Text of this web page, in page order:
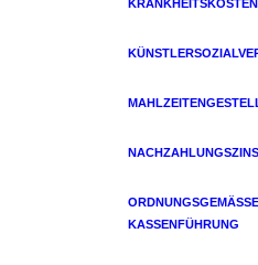
KRANKHEITSKOSTEN
ORDNUNGSGEMÄSSE K
ASSENFÜHRUNG